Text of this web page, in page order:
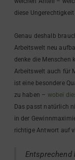
diese
Genau deshalb
Arbeitswelt neu
denke die Menschen
Arbeitswelt auch für
ist eine besondere
zu haben – wobei
Das passt natürlich
in der
richtige Antwort auf